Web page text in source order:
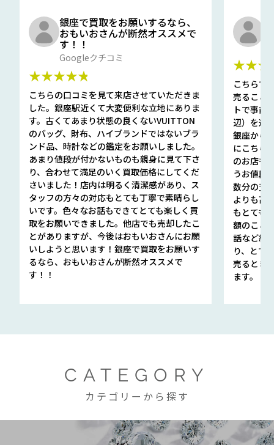
銀座で買取をお願いするなら、
おもいおさんが断然オススメで
す！！
Googleクチコミ
★★★★★
こちらの口コミを見て来店させていただきま
した。銀座駅近くて大変便利な立地にありま
す。古くてあまり状態の良くないVUITTON
のバッグ、財布、ハイブランドではないブラ
ンド品、時計などの鑑定をお願いしました。
あまり値段が付かないものも親身に見て下さ
り、合わせて満足のいく買取価格にしてくだ
さいました！店内は明るく清潔感があり、ス
タッフの方々の対応もとても丁寧で素晴らし
いです。色々なお話もできてとても楽しく買
取をお願いできました。他店でも売却したこ
とがありますが、今後はおもいおさんにお願
いしようと思います！銀座で買取をお願いす
るなら、おもいおさんが断然オススメで
す！！
こちらで
売ること
トで事前
辺）を選
銀座から
にこちら
のお店も
うお値段
数分の査
よりも高
もとても
額のこと
話など細
り、とて
売るとき
ます。
CATEGORY
カテゴリーから探す